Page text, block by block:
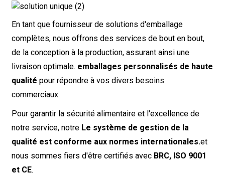
En tant que fournisseur de solutions d'emballage
complètes, nous offrons des services de bout en bout,
de la conception à la production, assurant ainsi une
livraison optimale. emballages personnalisés de haute
qualité pour répondre à vos divers besoins
commerciaux.
Pour garantir la sécurité alimentaire et l'excellence de
notre service, notre Le système de gestion de la
qualité est conforme aux normes internationales.et
nous sommes fiers d'être certifiés avec BRC, ISO 9001
et CE.